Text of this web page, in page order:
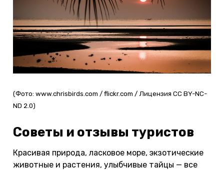
(Фото: www.chrisbirds.com / flickr.com / Лицензия CC BY-NC-
ND 2.0)
Советы и отзывы туристов
Красивая природа, ласковое море, экзотические
животные и растения, улыбчивые тайцы — все